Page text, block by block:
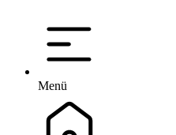
Menü